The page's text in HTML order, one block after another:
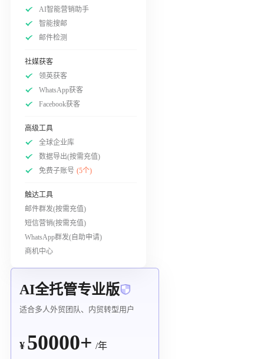
AI智能营销助手
智能搜邮
邮件检测
社媒获客
领英获客
WhatsApp获客
Facebook获客
高级工具
全球企业库
数据导出(按需充值)
免费子账号 (5个)
触达工具
邮件群发(按需充值)
短信营销(按需充值)
WhatsApp群发(自助申请)
商机中心
AI全托管专业版
适合多人外贸团队、内贸转型用户
¥ 50000+ /年